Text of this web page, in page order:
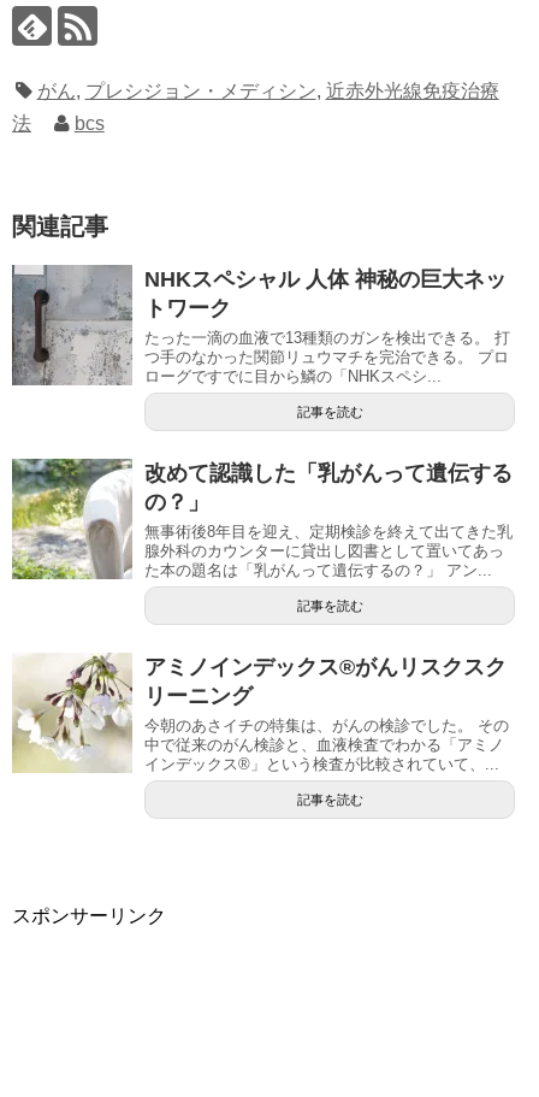
がん, プレシジョン・メディシン, 近赤外光線免疫治療
法
bcs
関連記事
NHKスペシャル 人体 神秘の巨大ネッ
トワーク
たった一滴の血液で13種類のガンを検出できる。 打
つ手のなかった関節リュウマチを完治できる。 プロ
ローグですでに目から鱗の「NHKスペシ...
記事を読む
改めて認識した「乳がんって遺伝する
の？」
無事術後8年目を迎え、定期検診を終えて出てきた乳
腺外科のカウンターに貸出し図書として置いてあっ
た本の題名は「乳がんって遺伝するの？」 アン...
記事を読む
アミノインデックス®がんリスクスク
リーニング
今朝のあさイチの特集は、がんの検診でした。 その
中で従来のがん検診と、血液検査でわかる「アミノ
インデックス®」という検査が比較されていて、...
記事を読む
スポンサーリンク